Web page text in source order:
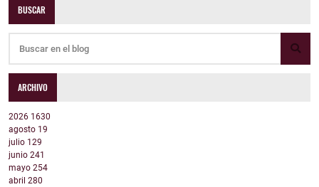
BUSCAR
ARCHIVO
2026 1630
agosto 19
julio 129
junio 241
mayo 254
abril 280